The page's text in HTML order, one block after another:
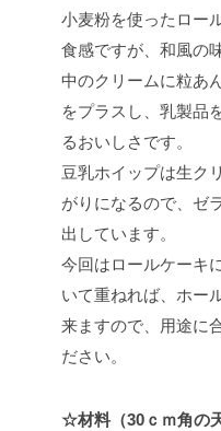
小麦粉を使ったロー
食感ですが、和風の
中のクリームに粒あ
をプラスし、乳製品
るおいしさです。
豆乳ホイップは生ク
がりになるので、ゼ
出しています。
今回はロールケーキ
いて重ねれば、ホー
来ますので、用途に
ださい。
☆材料（30ｃｍ角